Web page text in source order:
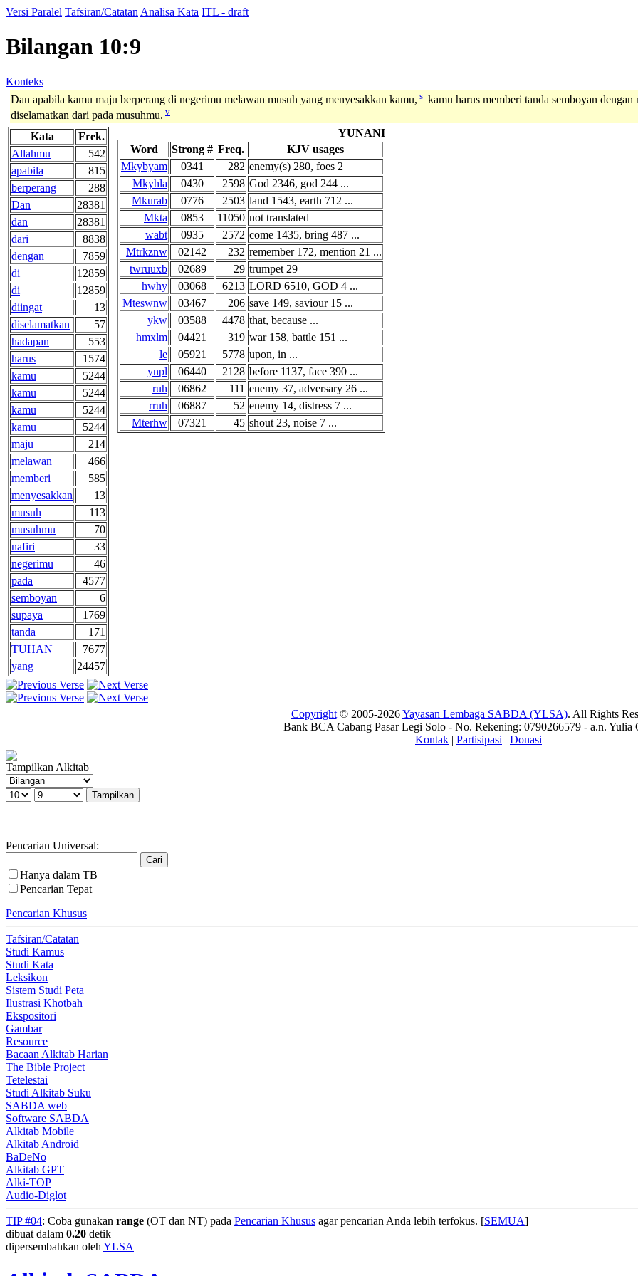
Versi Paralel Tafsiran/Catatan Analisa Kata ITL - draft
Bilangan 10:9
Konteks
Dan apabila kamu maju berperang di negerimu melawan musuh yang menyesakkan kamu, s kamu harus memberi tanda semboyan dengan
diselamatkan dari pada musuhmu. v
Kata
Frek.
Allahmu
542
apabila
815
berperang
288
Dan
28381
dan
28381
dari
8838
dengan
7859
di
12859
di
12859
diingat
13
diselamatkan
57
hadapan
553
harus
1574
kamu
5244
kamu
5244
kamu
5244
kamu
5244
maju
214
melawan
466
memberi
585
menyesakkan
13
musuh
113
musuhmu
70
nafiri
33
negerimu
46
pada
4577
semboyan
6
supaya
1769
tanda
171
TUHAN
7677
yang
24457
YUNANI
Word
Strong # Freq.
KJV usages
Mkybyam
0341 282 enemy(s) 280, foes 2
Mkyhla
0430 2598 God 2346, god 244 ...
Mkurab
0776 2503 land 1543, earth 712 ...
Mkta
0853 11050 not translated
wabt
0935 2572 come 1435, bring 487 ...
Mtrkznw
02142 232 remember 172, mention 21 ...
twruuxb
02689 29 trumpet 29
hwhy
03068 6213 LORD 6510, GOD 4 ...
Mteswnw
03467 206 save 149, saviour 15 ...
ykw
03588 4478 that, because ...
hmxlm
04421 319 war 158, battle 151 ...
le
05921 5778 upon, in ...
ynpl
06440 2128 before 1137, face 390 ...
ruh
06862 111 enemy 37, adversary 26 ...
rruh
06887 52 enemy 14, distress 7 ...
Mterhw
07321 45 shout 23, noise 7 ...
Copyright© 2005-2026Yayasan Lembaga SABDA (YLSA). All Rights
Bank BCA Cabang Pasar Legi Solo - No. Rekening: 0790266579 - a.n. Yulia
Kontak | Partisipasi | Donasi
Tampilkan Alkitab
Pencarian Universal:
Hanya dalam TB
Pencarian Tepat
Pencarian Khusus
Tafsiran/Catatan
Studi Kamus
Studi Kata
Leksikon
Sistem Studi Peta
Ilustrasi Khotbah
Ekspositori
Gambar
Resource
Bacaan Alkitab Harian
The Bible Project
Tetelestai
Studi Alkitab Suku
SABDA web
Software SABDA
Alkitab Mobile
Alkitab Android
BaDeNo
Alkitab GPT
Alki-TOP
Audio-Diglot
TIP #04: Coba gunakan range (OT dan NT) pada Pencarian Khusus agar pencarian Anda lebih terfokus. [SEMUA]
dibuat dalam 0.20 detik
dipersembahkan oleh YLSA